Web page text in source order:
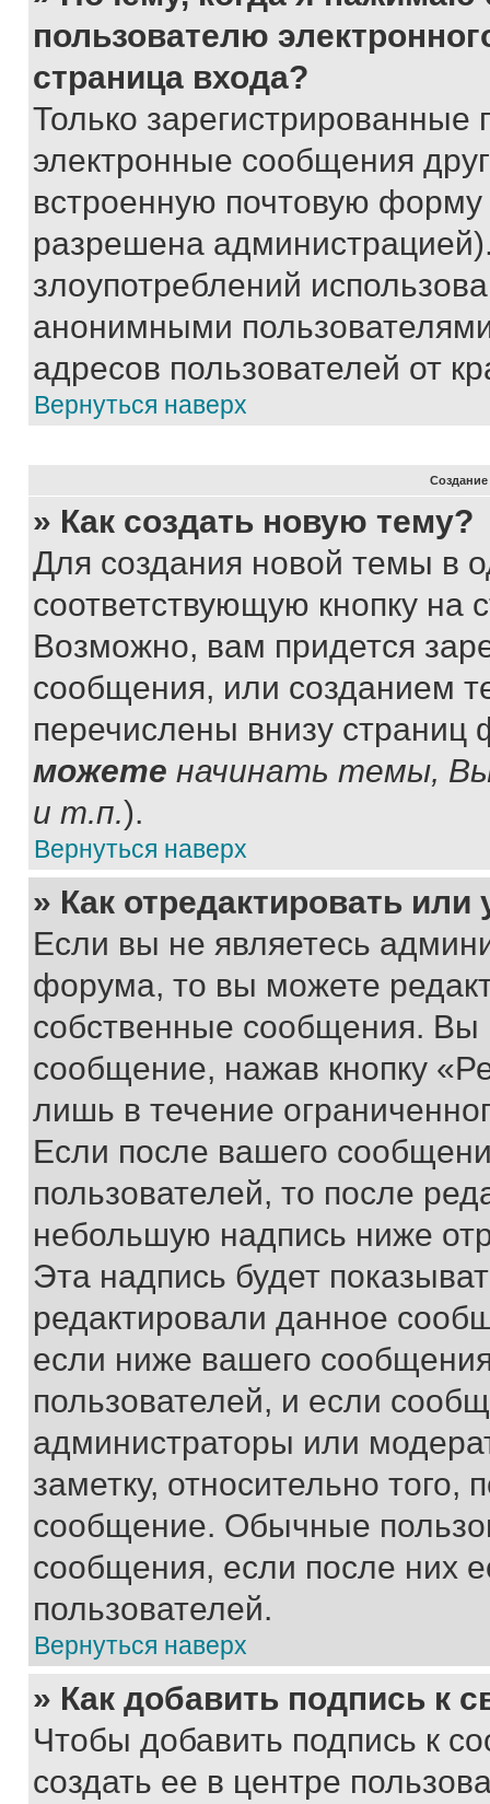
пользователю
страница входа?
Только зарегистрированные
электронные сообщения
встроенную почтовую
разрешена
злоупотреблений
анонимными
адресов пользователей от
Вернуться наверх
» Как создать новую тему?
Для создания новой темы в
соответствующую кнопку
Возможно, вам придется
сообщения, или созданием
перечислены внизу
можете начинать темы,
и т.п.).
Вернуться наверх
» Как отредактировать
Если вы не являетесь
форума, то вы можете
собственные сообщения. Вы
сообщение, нажав кнопку
лишь в течение
Если после вашего
пользователей, то после
небольшую надпись ниже
Эта надпись будет
редактировали данное
если ниже вашего
пользователей, и если
администраторы или
заметку, относительно
сообщение. Обычные
сообщения, если после них
пользователей.
Вернуться наверх
» Как добавить подпись к
Чтобы добавить подпись к
создать ее в центре